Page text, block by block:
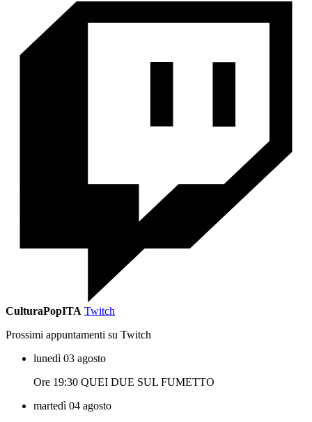
CulturaPopITA Twitch
Prossimi appuntamenti su Twitch
lunedì 03 agosto
Ore 19:30 QUEI DUE SUL FUMETTO
martedì 04 agosto